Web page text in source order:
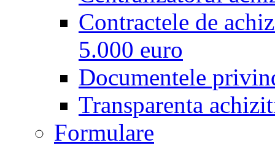
Contractele de
5.000 euro
Documentele
Transparenta
Formulare